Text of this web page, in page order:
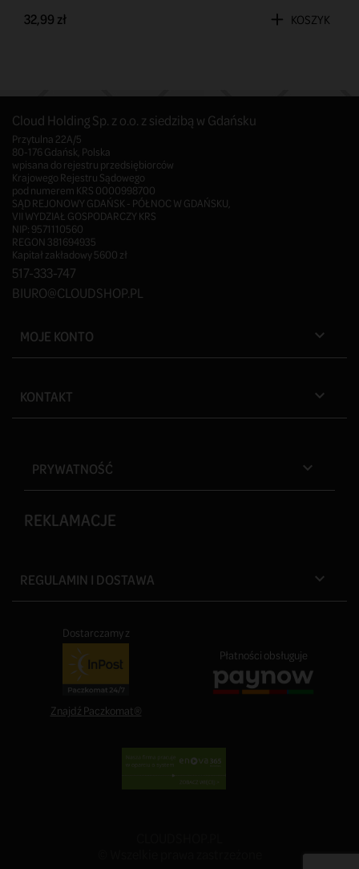
32,99 zł KOSZYK
Cloud Holding Sp. z o.o. z siedzibą w Gdańsku
Przytulna 22A/5
80-176 Gdańsk, Polska
wpisana do rejestru przedsiębiorców
Krajowego Rejestru Sądowego
pod numerem KRS 0000998700
SĄD REJONOWY GDAŃSK - PÓŁNOC W GDAŃSKU,
VII WYDZIAŁ GOSPODARCZY KRS
NIP: 9571110560
REGON 381694935
Kapitał zakładowy 5600 zł
517-333-747
BIURO@CLOUDSHOP.PL
MOJE KONTO 
KONTAKT 
PRYWATNOŚĆ 
REKLAMACJE
REGULAMIN I DOSTAWA 
Dostarczamy z
Znajdź Paczkomat®
Płatności obsługuje